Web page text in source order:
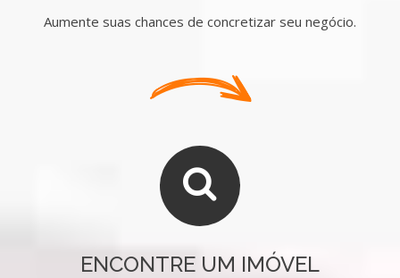
Aumente suas chances de concretizar seu negócio.
ENCONTRE UM IMÓVEL